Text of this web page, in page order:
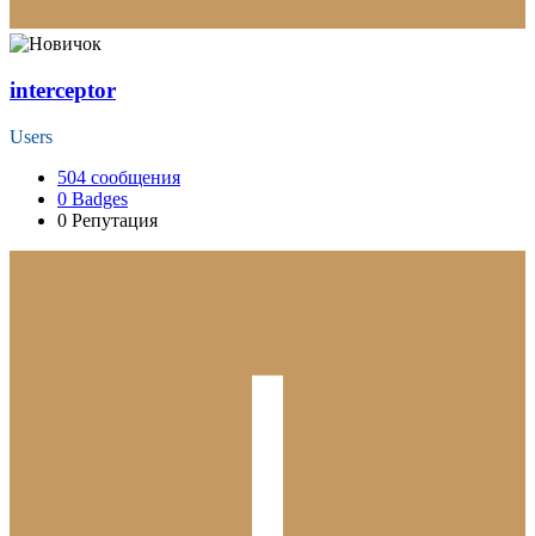
interceptor
Users
504 сообщения
0 Badges
0 Репутация